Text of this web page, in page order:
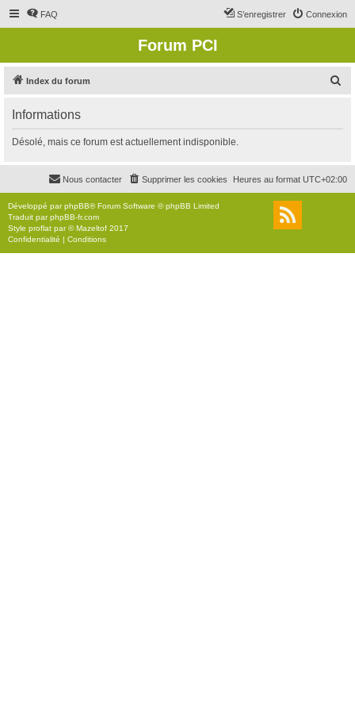
FAQ Connexion
S’enregistrer
Forum PCI
Index du forum
r
c
r
Informations
Désolé, mais ce forum est actuellement indisponible.
Heures au format UTC+02:00
Supprimer les cookies
Nous contacter
Développé parphpBB® Forum Software © phpBB Limited
Traduit parphpBB-fr.com
Style proflat par ©Mazeltof 2017
Confidentialité | Conditions